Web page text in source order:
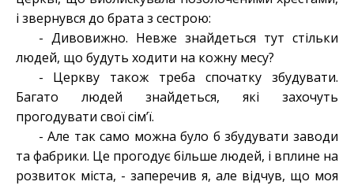
і звернувся до брата з сестрою:
- Дивовижно. Невже знайдеться тут стільки
людей, що будуть ходити на кожну месу?
- Церкву також треба спочатку збудувати.
Багато людей знайдеться, які захочуть
прогодувати свої сім’ї.
- Але так само можна було б збудувати заводи
та фабрики. Це прогодує більше людей, і вплине на
розвиток міста, - заперечив я, але відчув, що моя